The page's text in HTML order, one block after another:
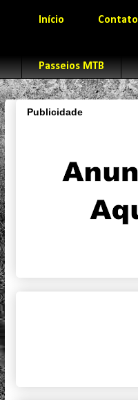
Início Contato
Passeios MTB
Publicidade